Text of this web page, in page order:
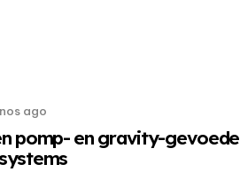
ago
pomp- en gravity-gevoede